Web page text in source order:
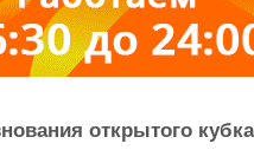
открытого